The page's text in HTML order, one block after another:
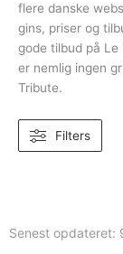
flere danske
gins, priser og
gode tilbud på Le
er nemlig ingen
Tribute.
Filters
Senest opdateret: